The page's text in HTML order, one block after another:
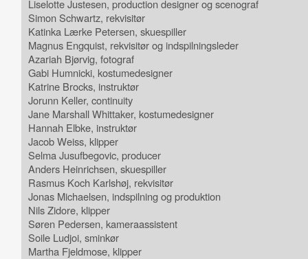
Liselotte Justesen, production designer og scenograf
Simon Schwartz, rekvisitør
Katinka Lærke Petersen, skuespiller
Magnus Engquist, rekvisitør og indspilningsleder
Azariah Bjørvig, fotograf
Gabi Humnicki, kostumedesigner
Katrine Brocks, instruktør
Jorunn Keller, continuity
Jane Marshall Whittaker, kostumedesigner
Hannah Elbke, instruktør
Jacob Weiss, klipper
Selma Jusufbegovic, producer
Anders Heinrichsen, skuespiller
Rasmus Koch Karlshøj, rekvisitør
Jonas Michaelsen, indspilning og produktion
Nils Zidore, klipper
Søren Pedersen, kameraassistent
Soile Ludjoi, sminkør
Martha Fjeldmose, klipper